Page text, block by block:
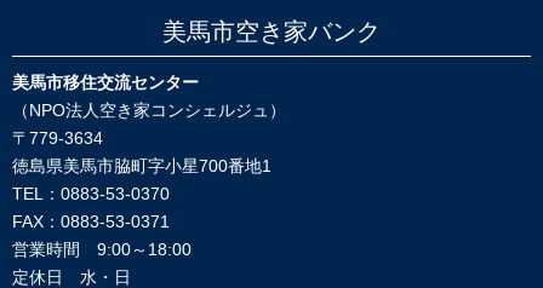
美馬市空き家バンク
美馬市移住交流センター
（NPO法人空き家コンシェルジュ）
〒779-3634
徳島県美馬市脇町字小星700番地1
TEL：0883-53-0370
FAX：0883-53-0371
営業時間 9:00～18:00
定休日 水・日